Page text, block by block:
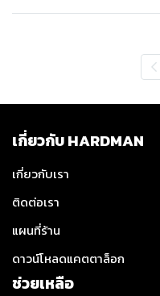
เกี่ยวกับ HARDMAN
เกี่ยวกับเรา
ติดต่อเรา
แผนที่ร้าน
ดาวน์โหลดแคตตาล็อก
ช่วยเหลือ